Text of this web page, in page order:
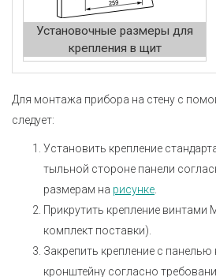
Установочные размеры для
крепления в щит
Для монтажа прибора на стену с
следует:
Установить крепление
тыльной стороне панели
размерам на рисунке.
Прикрутить крепление винтами
комплект поставки).
Закрепить крепление с панелью
кронштейну согласно